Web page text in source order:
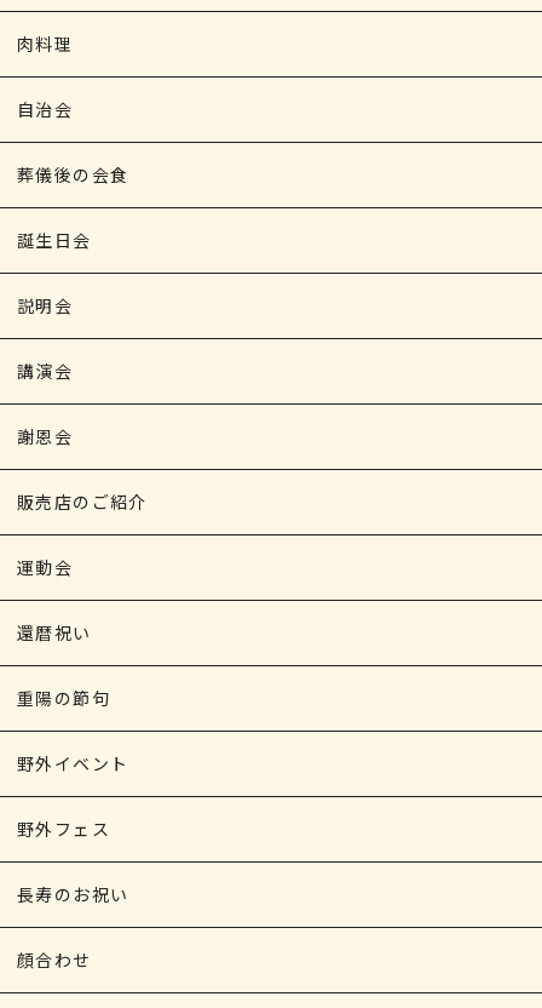
肉料理
自治会
葬儀後の会食
誕生日会
説明会
講演会
謝恩会
販売店のご紹介
運動会
還暦祝い
重陽の節句
野外イベント
野外フェス
長寿のお祝い
顔合わせ